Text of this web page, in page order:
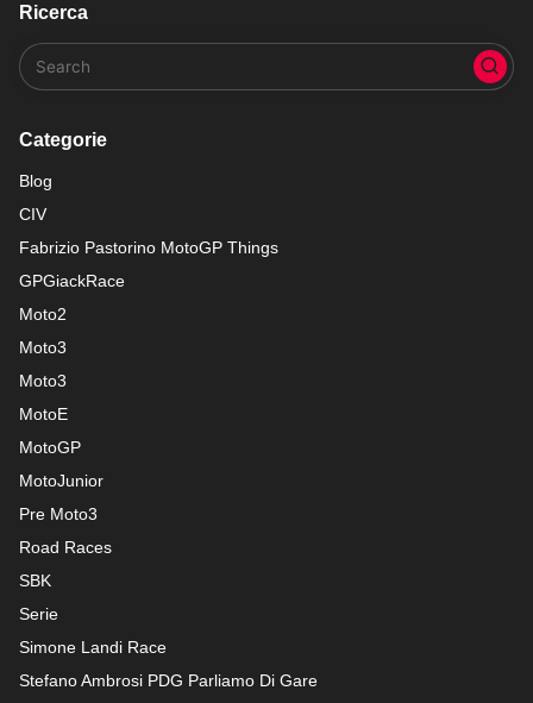
Ricerca
Categorie
Blog
CIV
Fabrizio Pastorino MotoGP Things
GPGiackRace
Moto2
Moto3
Moto3
MotoE
MotoGP
MotoJunior
Pre Moto3
Road Races
SBK
Serie
Simone Landi Race
Stefano Ambrosi PDG Parliamo Di Gare